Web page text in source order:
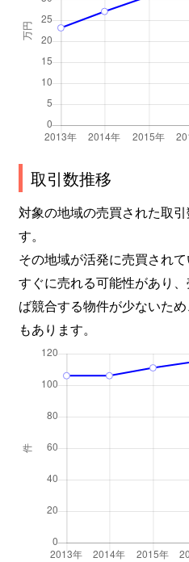
取引数推移
対象の地域の売買された取
す。
その地域が活発に売買され
すぐに売れる可能性があり
ば競合する物件が少ないた
もあります。